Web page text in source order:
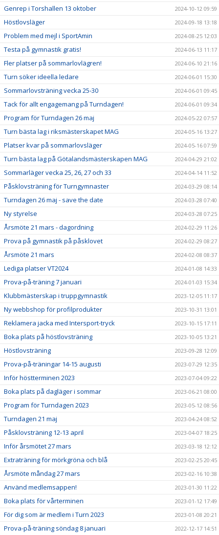
Genrep i Torshallen 13 oktober 2024-10-12 09:59
Höstlovsläger 2024-09-18 13:18
Problem med mejl i SportAmin 2024-08-25 12:03
Testa på gymnastik gratis! 2024-06-13 11:17
Fler platser på sommarlovlägren! 2024-06-10 21:16
Turn söker ideella ledare 2024-06-01 15:30
Sommarlovsträning vecka 25-30 2024-06-01 09:45
Tack för allt engagemang på Turndagen! 2024-06-01 09:34
Program för Turndagen 26 maj 2024-05-22 07:57
Turn bästa lag i riksmästerskapet MAG 2024-05-16 13:27
Platser kvar på sommarlovsläger 2024-05-16 07:59
Turn bästa lag på Götalandsmästerskapen MAG 2024-04-29 21:02
Sommarläger vecka 25, 26, 27 och 33 2024-04-14 11:52
Påsklovsträning för Turngymnaster 2024-03-29 08:14
Turndagen 26 maj - save the date 2024-03-28 07:40
Ny styrelse 2024-03-28 07:25
Årsmöte 21 mars - dagordning 2024-02-29 11:26
Prova på gymnastik på påsklovet 2024-02-29 08:27
Årsmöte 21 mars 2024-02-08 08:37
Lediga platser VT2024 2024-01-08 14:33
Prova-på-träning 7 januari 2024-01-03 15:34
Klubbmästerskap i truppgymnastik 2023-12-05 11:17
Ny webbshop för profilprodukter 2023-10-31 13:01
Reklamera jacka med Intersport-tryck 2023-10-15 17:11
Boka plats på höstlovsträning 2023-10-05 13:21
Höstlovsträning 2023-09-28 12:09
Prova-på-träningar 14-15 augusti 2023-07-29 12:35
Inför höstterminen 2023 2023-07-04 09:22
Boka plats på dagläger i sommar 2023-06-21 08:00
Program för Turndagen 2023 2023-05-12 08:56
Turndagen 21 maj 2023-04-24 08:52
Påsklovsträning 12-13 april 2023-04-07 18:25
Inför årsmötet 27 mars 2023-03-18 12:12
Extraträning för mörkgröna och blå 2023-02-25 20:45
Årsmöte måndag 27 mars 2023-02-16 10:38
Använd medlemsappen! 2023-01-30 11:22
Boka plats för vårterminen 2023-01-12 17:49
För dig som är medlem i Turn 2023 2023-01-08 20:21
Prova-på-träning söndag 8 januari 2022-12-17 14:51